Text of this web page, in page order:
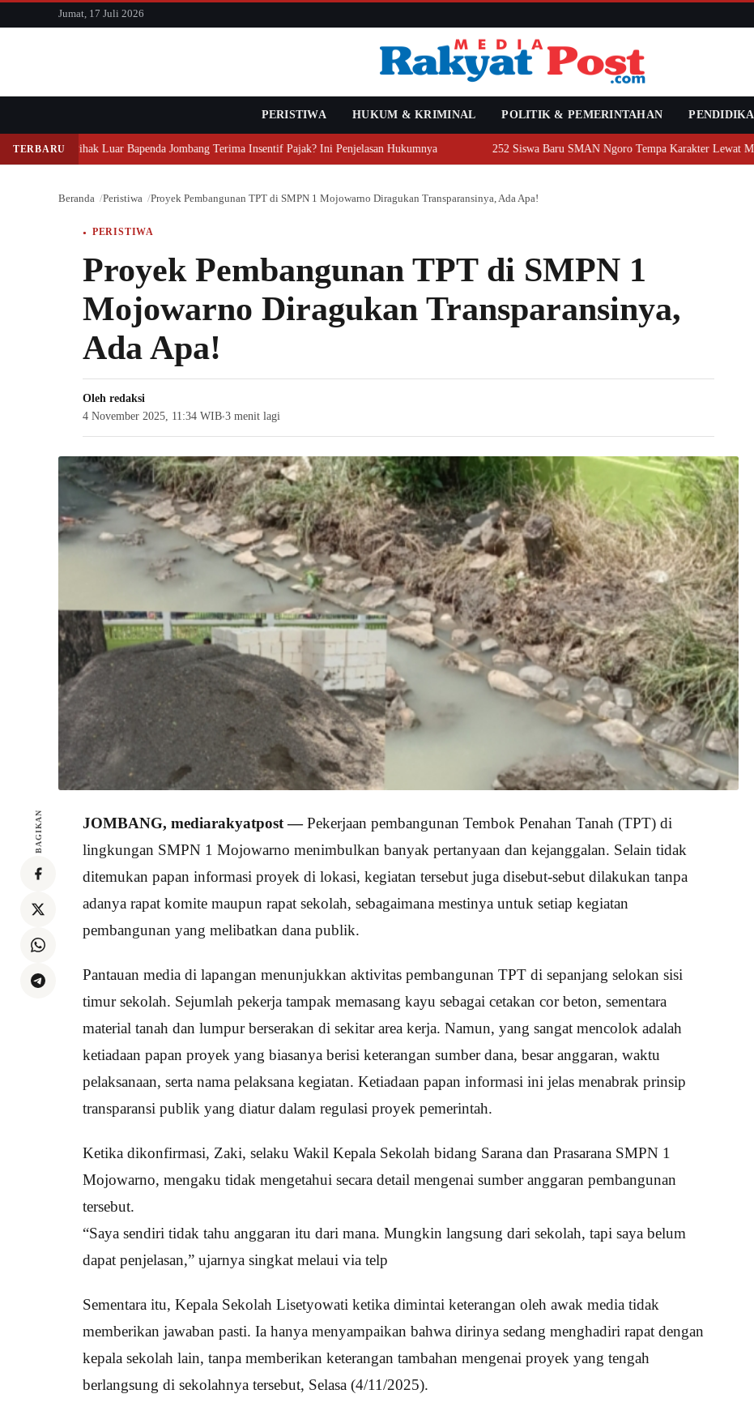
Jumat, 17 Juli 2026
Cari
PERISTIWA HUKUM & KRIMINAL POLITIK & PEMERINTAHAN
TERBARU
Mengapa Pihak Luar Bapenda Jombang Terima Insentif Pajak? Ini Penjelasan Hukumnya 252 Siswa Baru SMAN Ngoro Tempa Karakter Lewat
Beranda Peristiwa Proyek Pembangunan TPT di SMPN 1 Mojowarno Diragukan Transparansinya, Ada Apa!
PERISTIWA
Proyek Pembangunan TPT di SMPN 1
Mojowarno Diragukan Transparansinya,
Ada Apa!
Oleh redaksi
4 November 2025, 11:34 WIB●3 menit lagi
BAGIKAN JOMBANG, mediarakyatpost —Pekerjaan pembangunan Tembok Penahan Tanah (TPT) di
lingkungan SMPN 1 Mojowarno menimbulkan banyak pertanyaan dan kejanggalan. Selain tidak
ditemukan papan informasi proyek di lokasi, kegiatan tersebut juga disebut-sebut dilakukan tanpa
adanya rapat komite maupun rapat sekolah, sebagaimana mestinya untuk setiap kegiatan
pembangunan yang melibatkan dana publik.
Pantauan media di lapangan menunjukkan aktivitas pembangunan TPT di sepanjang selokan sisi
timur sekolah. Sejumlah pekerja tampak memasang kayu sebagai cetakan cor beton, sementara
material tanah dan lumpur berserakan di sekitar area kerja. Namun, yang sangat mencolok adalah
ketiadaan papan proyek yang biasanya berisi keterangan sumber dana, besar anggaran, waktu
pelaksanaan, serta nama pelaksana kegiatan. Ketiadaan papan informasi ini jelas menabrak prinsip
transparansi publik yang diatur dalam regulasi proyek pemerintah.
Ketika dikonfirmasi, Zaki, selaku Wakil Kepala Sekolah bidang Sarana dan Prasarana SMPN 1
Mojowarno, mengaku tidak mengetahui secara detail mengenai sumber anggaran pembangunan
tersebut.
“Saya sendiri tidak tahu anggaran itu dari mana. Mungkin langsung dari sekolah, tapi saya belum
dapat penjelasan,” ujarnya singkat melaui via telp
Sementara itu, Kepala Sekolah Lisetyowati ketika dimintai keterangan oleh awak media tidak
memberikan jawaban pasti. Ia hanya menyampaikan bahwa dirinya sedang menghadiri rapat dengan
kepala sekolah lain, tanpa memberikan keterangan tambahan mengenai proyek yang tengah
berlangsung di sekolahnya tersebut, Selasa (4/11/2025).